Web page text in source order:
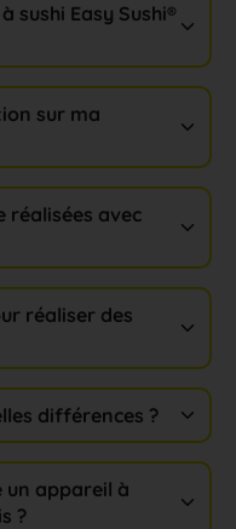
sushi Easy Sushi®
sur ma
réalisées avec
réaliser des
différences ?​
un appareil à
?